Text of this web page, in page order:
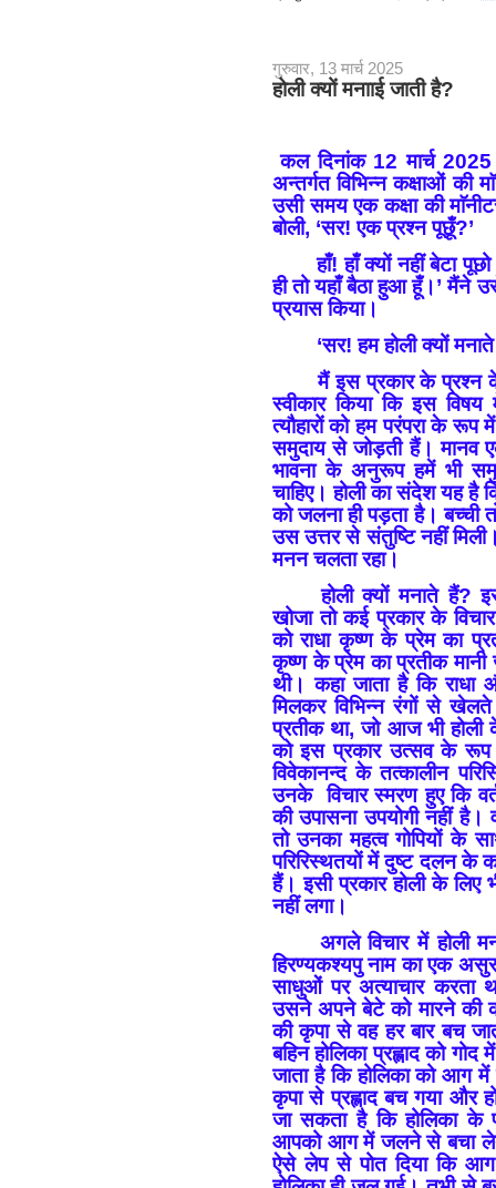
गुरुवार, 13 मार्च 2025
होली क्यों मनााई जाती है?
कल दिनांक 12 मार्च 2025
अन्तर्गत विभिन्न कक्षाओं की
उसी समय एक कक्षा की
बोली, ‘सर! एक प्रश्न पूछूँ?’
हाँ! हाँ क्यों नहीं बेटा
ही तो यहाँ बैठा हुआ हूँ।’ मैंने
प्रयास किया।
‘सर! हम होली क्यों
मैं इस प्रकार के प्रश्न
स्वीकार किया कि इस
त्यौहारों को हम परंपरा के रूप
समुदाय से जोड़ती हैं। मानव
भावना के अनुरूप हमें भी
चाहिए। होली का संदेश यह है
को जलना ही पड़ता है। बच्ची
उस उत्तर से संतुष्टि नहीं
मनन चलता रहा।
होली क्यों मनाते हैं?
खोजा तो कई प्रकार के
को राधा कृष्ण के प्रेम का
कृष्ण के प्रेम का प्रतीक
थी। कहा जाता है कि
मिलकर विभिन्न रंगों से
प्रतीक था, जो आज भी
को इस प्रकार उत्सव के रूप
विवेकानन्द के तत्कालीन
उनके विचार स्मरण हुए कि
की उपासना उपयोगी नहीं
तो उनका महत्व गोपियों के
परिरिस्थतयों में दुष्ट दलन के
हैं। इसी प्रकार होली के लिए
नहीं लगा।
अगले विचार में होली
हिरण्यकश्यपु नाम का एक
साधुओं पर अत्याचार करता
उसने अपने बेटे को मारने की
की कृपा से वह हर बार बच
बहिन होलिका प्रह्लाद को
जाता है कि होलिका को आग
कृपा से प्रह्लाद बच गया और
जा सकता है कि होलिका के
आपको आग में जलने से बचा
ऐसे लेप से पोत दिया कि